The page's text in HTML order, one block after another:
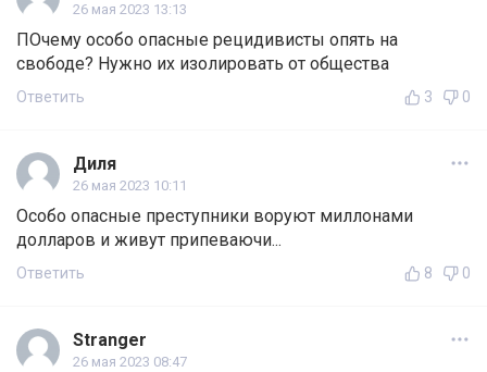
26 мая 2023 13:13
ПОчему особо опасные рецидивисты опять на
свободе? Нужно их изолировать от общества
Ответить 3 0
Диля
26 мая 2023 10:11
Особо опасные преступники воруют миллонами
долларов и живут припеваючи...
Ответить 8 0
Stranger
26 мая 2023 08:47